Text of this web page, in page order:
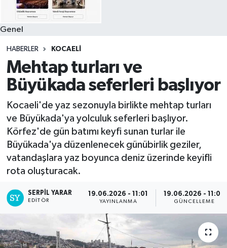
Genel
HABERLER KOCAELI
Mehtap turları ve
Büyükada seferleri başlıyor
Kocaeli'de yaz sezonuyla birlikte mehtap turları
ve Büyükada'ya yolculuk seferleri başlıyor.
Körfez'de gün batımı keyfi sunan turlar ile
Büyükada'ya düzenlenecek günübirlik geziler,
vatandaşlara yaz boyunca deniz üzerinde keyifli
rota oluşturacak.
SERPİL YARAR
EDITÖR
19.06.2026 - 11:01
YAYINLANMA
19.06.2026 - 11:05
GÜNCELLEME